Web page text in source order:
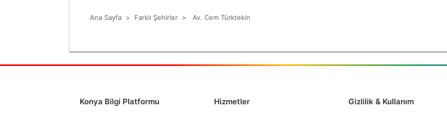
Ana Sayfa > Farklı Şehirler > Av. Cem Türktekin
Konya Bilgi Platformu Hizmetler Gizlilik & Kullanım